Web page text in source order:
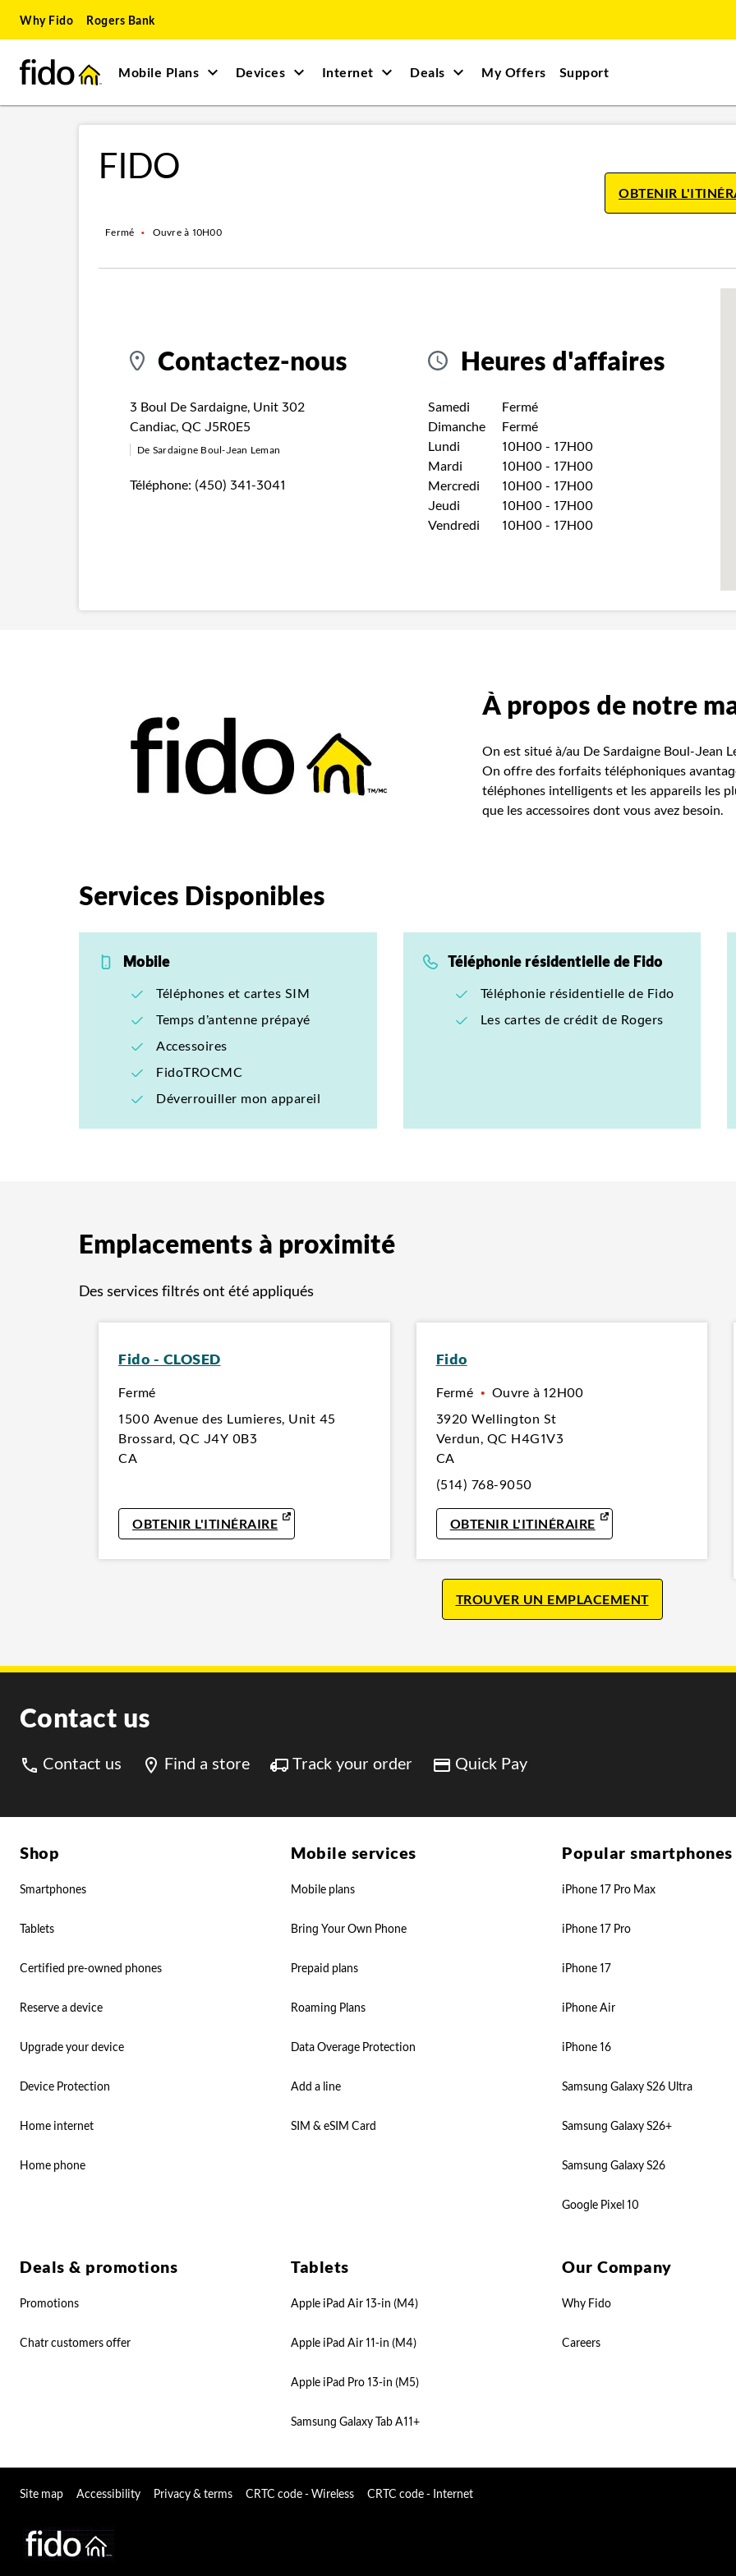
Skip to main content
Skip to site map
Skip to accessibility
Why Fido Rogers Bank
Mobile Plans Devices Internet Deals My Offers Support
FIDO
Fermé • Ouvre à 10H00
OBTENIR
Contactez-nous
3 Boul De Sardaigne, Unit 302
Candiac, QC J5R0E5
De Sardaigne Boul-Jean Leman
Téléphone: (450) 341-3041
Heures d'affaires
Jour de la semaineHeures
Samedi
Fermé
Dimanche
Fermé
Lundi
10H00- 17H00
Mardi
10H00- 17H00
Mercredi
10H00- 17H00
Jeudi
10H00- 17H00
Vendredi
10H00- 17H00
À propos de notre
On est situé à/au De Sardaigne Boul-Jean
On offre des forfaits téléphoniques
téléphones intelligents et les appareils les
que les accessoires dont vous avez besoin.
Services Disponibles
Mobile
Téléphones et cartes SIM
Temps d’antenne prépayé
Accessoires
FidoTROCMC
Déverrouiller mon appareil
Téléphonie résidentielle de Fido
Téléphonie résidentielle de Fido
Les cartes de crédit de Rogers
Emplacements à proximité
Des services filtrés ont été appliqués
Fido - CLOSED
Fermé
1500 Avenue des Lumieres, Unit 45
Brossard, QC J4Y 0B3
CA
OBTENIR L'ITINÉRAIRELINK OPENS IN NEW TAB
Fido
Fermé • Ouvre à 12H00
3920 Wellington St
Verdun, QC H4G1V3
CA
(514) 768-9050
OBTENIR L'ITINÉRAIRELINK OPENS IN NEW
TROUVER UN EMPLACEMENT
Contact us
Contact us Find a store Track your order Quick Pay
Shop
Smartphones
Tablets
Certified pre-owned phones
Reserve a device
Upgrade your device
Device Protection
Home internet
Home phone
Mobile services
Mobile plans
Bring Your Own Phone
Prepaid plans
Roaming Plans
Data Overage Protection
Add a line
SIM & eSIM Card
Popular smartphones
iPhone 17 Pro Max
iPhone 17 Pro
iPhone 17
iPhone Air
iPhone 16
Samsung Galaxy S26 Ultra
Samsung Galaxy S26+
Samsung Galaxy S26
Google Pixel 10
Deals & promotions
Promotions
Chatr customers offer
Tablets
Apple iPad Air 13-in (M4)
Apple iPad Air 11-in (M4)
Apple iPad Pro 13-in (M5)
Samsung Galaxy Tab A11+
Our Company
Why Fido
Careers
Site map Accessibility Privacy & terms CRTC code - Wireless CRTC code - Internet